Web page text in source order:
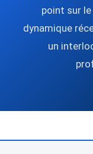
point sur
dynamique
un